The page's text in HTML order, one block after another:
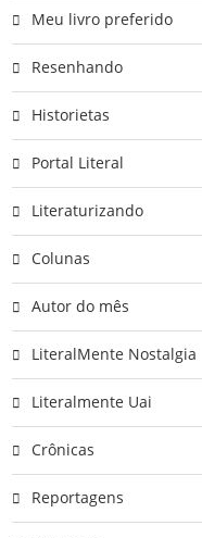
Meu livro preferido
Resenhando
Historietas
Portal Literal
Literaturizando
Colunas
Autor do mês
LiteralMente Nostalgia
Literalmente Uai
Crônicas
Reportagens